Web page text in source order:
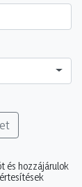
és hozzájárulok